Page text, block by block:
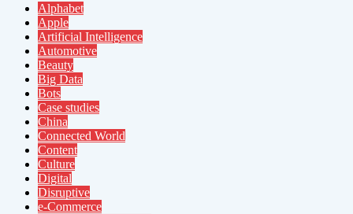
Alphabet
Apple
Artificial Intelligence
Automotive
Beauty
Big Data
Bots
Case studies
China
Connected World
Content
Culture
Digital
Disruptive
e-Commerce